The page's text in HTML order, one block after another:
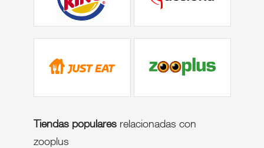
Tiendas popularesrelacionadas con
zooplus